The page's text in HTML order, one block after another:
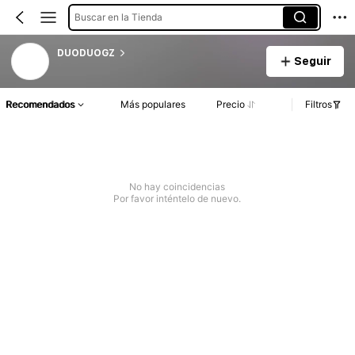
Buscar en la Tienda
DUODUOGZ
Seguir
Recomendados Más populares Precio Filtros
No hay coincidencias
Por favor inténtelo de nuevo.